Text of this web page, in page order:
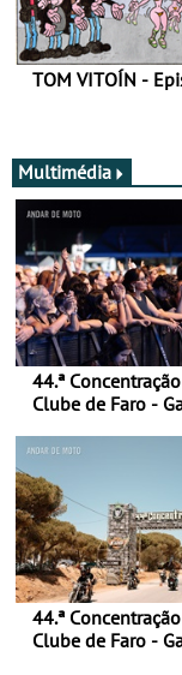
TOM VITOÍN -
Multimédia
44.ª
Clube de Faro -
44.ª
Clube de Faro -